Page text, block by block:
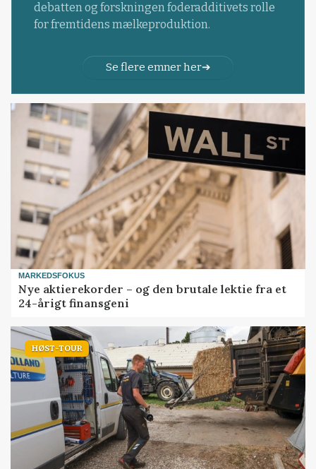
debatten og forskningen foderadditivets rolle
for fremtidens mælkeproduktion.
Se flere emner her
MARKEDSFOKUS
Nye aktierekorder – og den brutale lektie fra et
24-årigt finansgeni
HØST-TOUR